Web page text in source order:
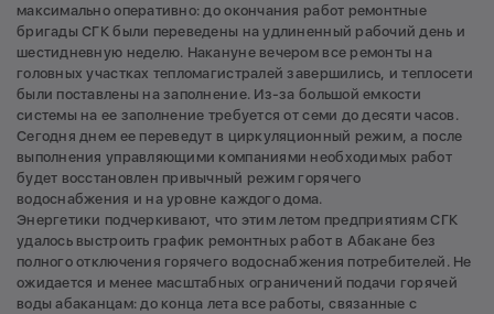
максимально оперативно: до окончания работ ремонтные
бригады СГК были переведены на удлиненный рабочий день и
шестидневную неделю. Накануне вечером все ремонты на
головных участках тепломагистралей завершились, и теплосети
были поставлены на заполнение. Из-за большой емкости
системы на ее заполнение требуется от семи до десяти часов.
Сегодня днем ее переведут в циркуляционный режим, а после
выполнения управляющими компаниями необходимых работ
будет восстановлен привычный режим горячего
водоснабжения и на уровне каждого дома.
Энергетики подчеркивают, что этим летом предприятиям СГК
удалось выстроить график ремонтных работ в Абакане без
полного отключения горячего водоснабжения потребителей. Не
ожидается и менее масштабных ограничений подачи горячей
воды абаканцам: до конца лета все работы, связанные с